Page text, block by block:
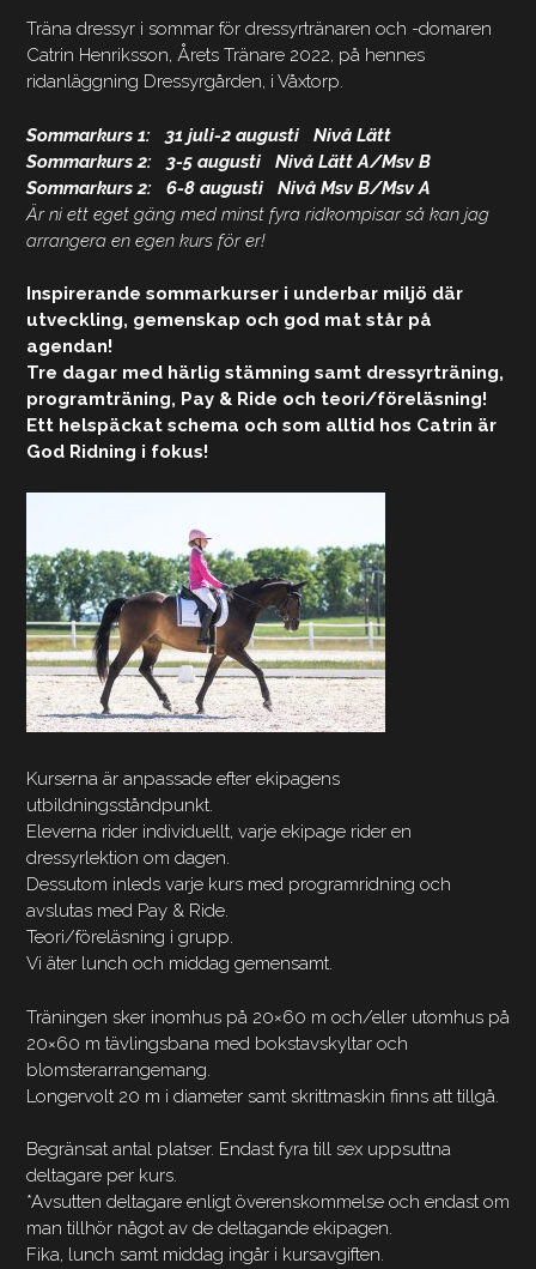
Träna dressyr i sommar för dressyrtränaren och -domaren
Catrin Henriksson, Årets Tränare 2022, på hennes
ridanläggning Dressyrgården, i Våxtorp.
Sommarkurs 1: 31 juli-2 augusti Nivå Lätt
Sommarkurs 2: 3-5 augusti Nivå Lätt A/Msv B
Sommarkurs 2: 6-8 augusti Nivå Msv B/Msv A
Är ni ett eget gäng med minst fyra ridkompisar så kan jag
arrangera en egen kurs för er!
Inspirerande sommarkurser i underbar miljö där
utveckling, gemenskap och god mat står på
agendan!
Tre dagar med härlig stämning samt dressyrträning,
programträning, Pay & Ride och teori/föreläsning!
Ett helspäckat schema och som alltid hos Catrin är
God Ridning i fokus!
Kurserna är anpassade efter ekipagens
utbildningsståndpunkt.
Eleverna rider individuellt, varje ekipage rider en
dressyrlektion om dagen.
Dessutom inleds varje kurs med programridning och
avslutas med Pay & Ride.
Teori/föreläsning i grupp.
Vi äter lunch och middag gemensamt.
Träningen sker inomhus på 20×60 m och/eller utomhus på
20×60 m tävlingsbana med bokstavskyltar och
blomsterarrangemang.
Longervolt 20 m i diameter samt skrittmaskin finns att tillgå.
Begränsat antal platser. Endast fyra till sex uppsuttna
deltagare per kurs.
*Avsutten deltagare enligt överenskommelse och endast om
man tillhör något av de deltagande ekipagen.
Fika, lunch samt middag ingår i kursavgiften.